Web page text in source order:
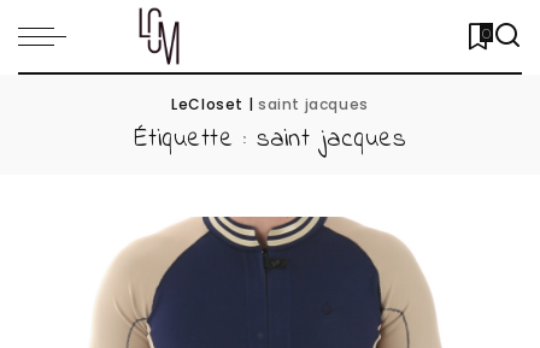
0
LeCloset | saint jacques
Étiquette : saint jacques